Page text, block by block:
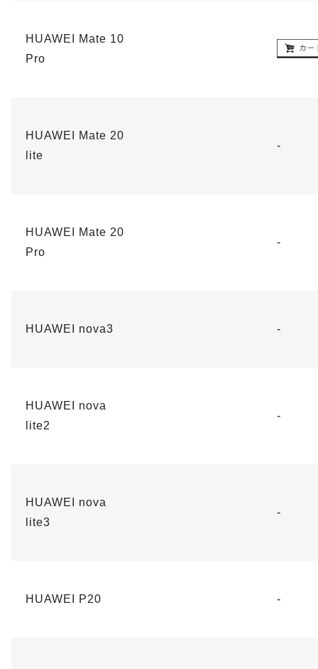
HUAWEI Mate 10
Pro
HUAWEI Mate 20
lite
-
HUAWEI Mate 20
Pro
-
HUAWEI nova3 -
HUAWEI nova
lite2
-
HUAWEI nova
lite3
-
HUAWEI P20 -